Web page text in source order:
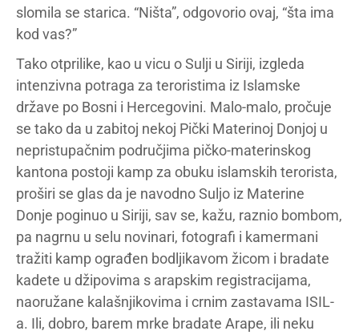
slomila se starica. “Ništa”, odgovorio ovaj, “šta ima
kod vas?”
Tako otprilike, kao u vicu o Sulji u Siriji, izgleda
intenzivna potraga za teroristima iz Islamske
države po Bosni i Hercegovini. Malo-malo, pročuje
se tako da u zabitoj nekoj Pički Materinoj Donjoj u
nepristupačnim područjima pičko-materinskog
kantona postoji kamp za obuku islamskih terorista,
proširi se glas da je navodno Suljo iz Materine
Donje poginuo u Siriji, sav se, kažu, raznio bombom,
pa nagrnu u selu novinari, fotografi i kamermani
tražiti kamp ograđen bodljikavom žicom i bradate
kadete u džipovima s arapskim registracijama,
naoružane kalašnjikovima i crnim zastavama ISIL-
a. Ili, dobro, barem mrke bradate Arape, ili neku